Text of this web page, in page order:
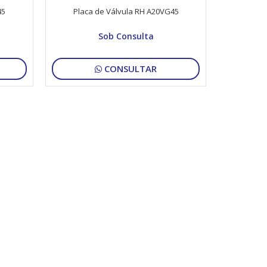
Placa de Válvula RH A20VG45
Sob Consulta
CONSULTAR